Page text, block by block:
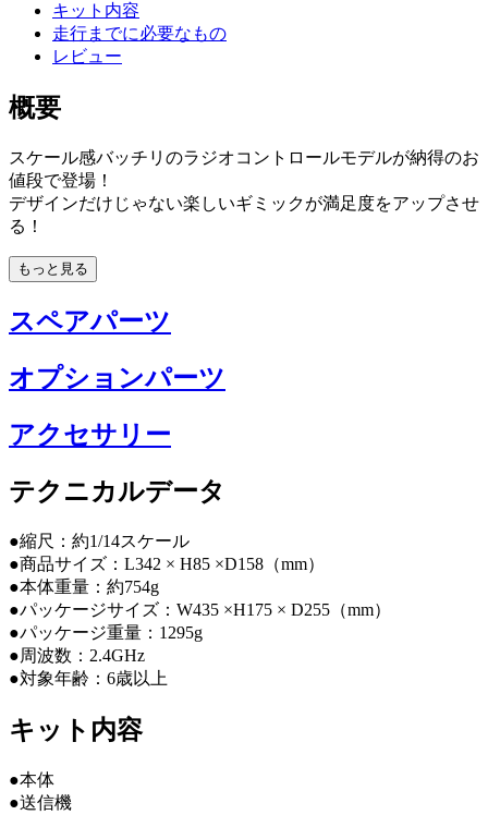
キット内容
走行までに必要なもの
レビュー
概要
スケール感バッチリのラジオコントロールモデルが納得のお
値段で登場！
デザインだけじゃない楽しいギミックが満足度をアップさせ
る！
もっと見る
スペアパーツ
オプションパーツ
アクセサリー
テクニカルデータ
●縮尺：約1/14スケール
●商品サイズ：L342 × H85 ×D158（mm）
●本体重量：約754g
●パッケージサイズ：W435 ×H175 × D255（mm）
●パッケージ重量：1295g
●周波数：2.4GHz
●対象年齢：6歳以上
キット内容
●本体
●送信機